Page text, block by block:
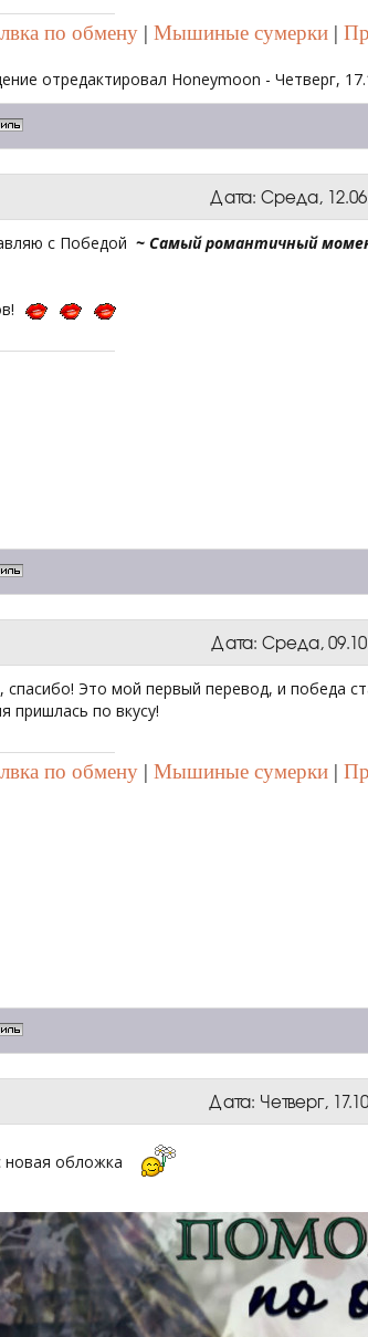
по обмену | Мышиные сумерки |
отредактировал Honeymoon - Четверг,
Дата: Среда,
с Победой ~ Самый романтичный
Дата: Среда,
, спасибо! Это мой первый перевод, и победа
пришлась по вкусу!
по обмену | Мышиные сумерки |
Дата: Четверг,
новая обложка